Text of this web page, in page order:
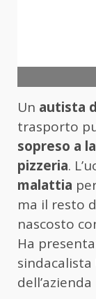
Un autista
trasporto
sopreso a
pizzeria.
malattia
ma il resto
nascosto
Ha
dell’azienda